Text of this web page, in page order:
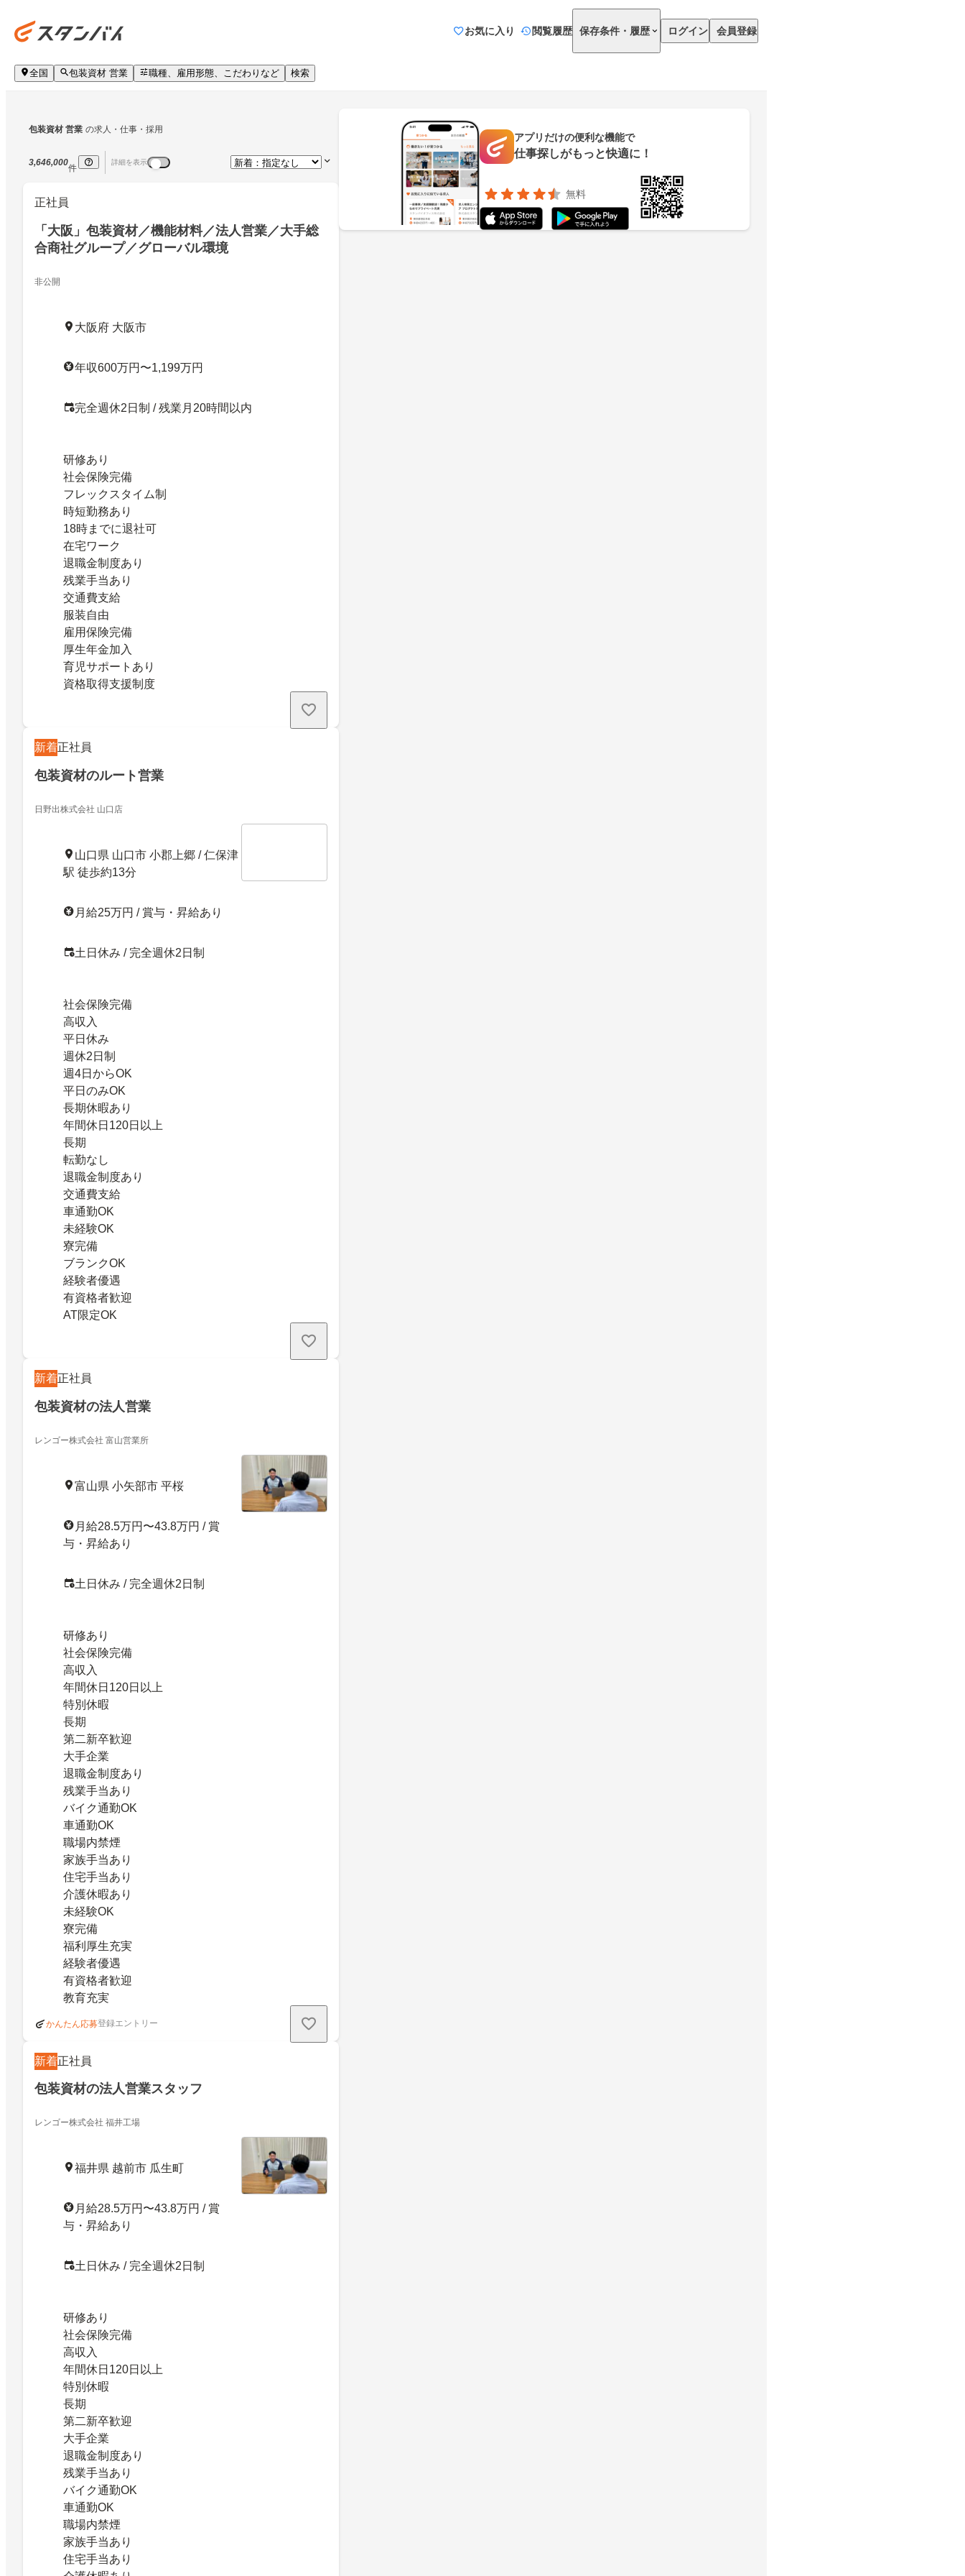
お気に入り 閲覧履歴 保存条件・履歴 ログイン 会員登録
全国 包装資材 営業 職種、雇用形態、こだわりなど 検索
包装資材 営業 の求人・仕事・採用
3,646,000
件
詳細を表示
正社員
「大阪」包装資材／機能材料／法人営業／大手総
合商社グループ／グローバル環境
非公開
大阪府 大阪市
年収600万円〜1,199万円
完全週休2日制 / 残業月20時間以内
研修あり
社会保険完備
フレックスタイム制
時短勤務あり
18時までに退社可
在宅ワーク
退職金制度あり
残業手当あり
交通費支給
服装自由
雇用保険完備
厚生年金加入
育児サポートあり
資格取得支援制度
新着正社員
包装資材のルート営業
日野出株式会社 山口店
山口県 山口市 小郡上郷 / 仁保津
駅 徒歩約13分
月給25万円 / 賞与・昇給あり
土日休み / 完全週休2日制
社会保険完備
高収入
平日休み
週休2日制
週4日からOK
平日のみOK
長期休暇あり
年間休日120日以上
長期
転勤なし
退職金制度あり
交通費支給
車通勤OK
未経験OK
寮完備
ブランクOK
経験者優遇
有資格者歓迎
AT限定OK
新着正社員
包装資材の法人営業
レンゴー株式会社 富山営業所
富山県 小矢部市 平桜
月給28.5万円〜43.8万円 / 賞
与・昇給あり
土日休み / 完全週休2日制
研修あり
社会保険完備
高収入
年間休日120日以上
特別休暇
長期
第二新卒歓迎
大手企業
退職金制度あり
残業手当あり
バイク通勤OK
車通勤OK
職場内禁煙
家族手当あり
住宅手当あり
介護休暇あり
未経験OK
寮完備
福利厚生充実
経験者優遇
有資格者歓迎
教育充実
かんたん応募登録エントリー
新着正社員
包装資材の法人営業スタッフ
レンゴー株式会社 福井工場
福井県 越前市 瓜生町
月給28.5万円〜43.8万円 / 賞
与・昇給あり
土日休み / 完全週休2日制
研修あり
社会保険完備
高収入
年間休日120日以上
特別休暇
長期
第二新卒歓迎
大手企業
退職金制度あり
残業手当あり
バイク通勤OK
車通勤OK
職場内禁煙
家族手当あり
住宅手当あり
アプリだけの便利な機能で
仕事探しがもっと快適に！
無料